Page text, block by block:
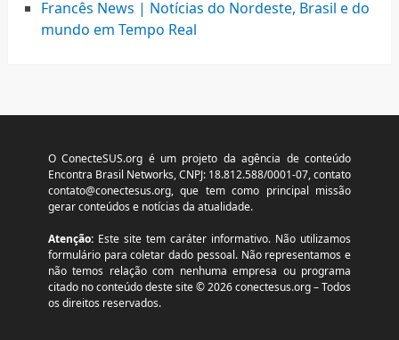
Francês News | Notícias do Nordeste, Brasil e do
mundo em Tempo Real
O ConecteSUS.org é um projeto da agência de conteúdo
Encontra Brasil Networks, CNPJ: 18.812.588/0001-07, contato
contato@conectesus.org, que tem como principal missão
gerar conteúdos e notícias da atualidade.
Atenção:Este site tem caráter informativo. Não utilizamos
formulário para coletar dado pessoal. Não representamos e
não temos relação com nenhuma empresa ou programa
citado no conteúdo deste site © 2026 conectesus.org – Todos
os direitos reservados.